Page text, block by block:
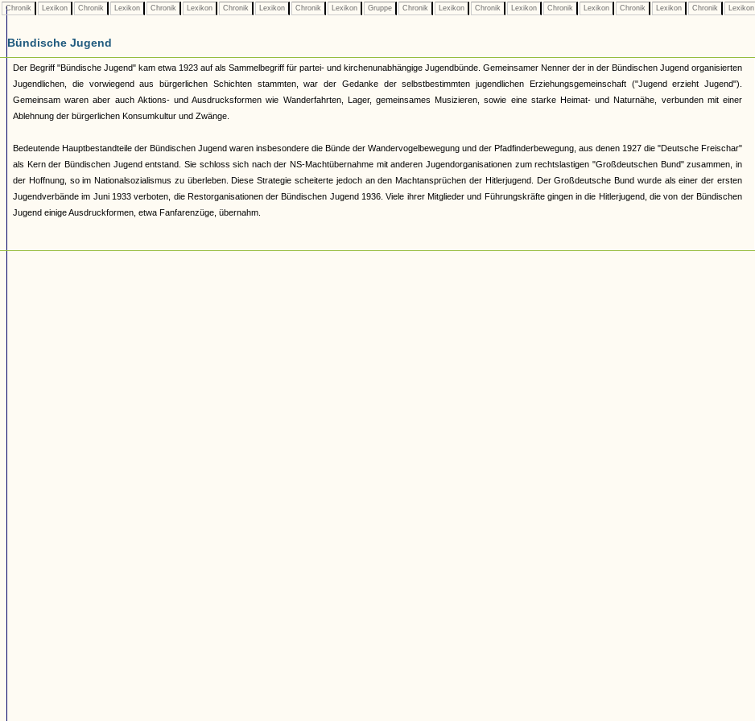
Chronik Lexikon Chronik Lexikon Chronik Lexikon Chronik Lexikon Chronik Lexikon Gruppe Chronik Lexikon Chronik Lexikon Chronik Lexikon Chronik Lexikon Chronik Lexikon
Bündische Jugend
Der Begriff "Bündische Jugend" kam etwa 1923 auf als Sammelbegriff für partei- und kirchenunabhängige Jugendbünde. Gemeinsamer Nenner der in der Bündischen Jugend organisierten
Jugendlichen, die vorwiegend aus bürgerlichen Schichten stammten, war der Gedanke der selbstbestimmten jugendlichen Erziehungsgemeinschaft ("Jugend erzieht Jugend").
Gemeinsam waren aber auch Aktions- und Ausdrucksformen wie Wanderfahrten, Lager, gemeinsames Musizieren, sowie eine starke Heimat- und Naturnähe, verbunden mit einer
Ablehnung der bürgerlichen Konsumkultur und Zwänge.
Bedeutende Hauptbestandteile der Bündischen Jugend waren insbesondere die Bünde der Wandervogelbewegung und der Pfadfinderbewegung, aus denen 1927 die "Deutsche Freischar"
als Kern der Bündischen Jugend entstand. Sie schloss sich nach der NS-Machtübernahme mit anderen Jugendorganisationen zum rechtslastigen "Großdeutschen Bund" zusammen, in
der Hoffnung, so im Nationalsozialismus zu überleben. Diese Strategie scheiterte jedoch an den Machtansprüchen der Hitlerjugend. Der Großdeutsche Bund wurde als einer der ersten
Jugendverbände im Juni 1933 verboten, die Restorganisationen der Bündischen Jugend 1936. Viele ihrer Mitglieder und Führungskräfte gingen in die Hitlerjugend, die von der Bündischen
Jugend einige Ausdruckformen, etwa Fanfarenzüge, übernahm.